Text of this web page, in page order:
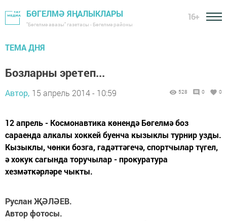
БӨГЕЛМӘ ЯҢАЛЫКЛАРЫ
"Бөгелмә авазы" газетасы - Бөгелмә районы
16+
ТЕМА ДНЯ
Бозларны эретеп...
Автор, 15 апрель 2014 - 10:59 528 0 0
12 апрель - Космонавтика көнендә Бөгелмә боз
сараенда алкалы хоккей буенча кызыклы турнир узды.
Кызыклы, чөнки бозга, гадәттәгечә, спортчылар түгел,
ә хокук сагында торучылар - прокуратура
хезмәткәрләре чыкты.
Руслан ҖӘЛӘЕВ.
Автор фотосы.